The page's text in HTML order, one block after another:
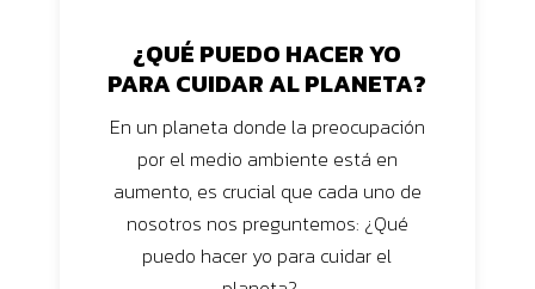
¿QUÉ PUEDO HACER YO
PARA CUIDAR AL PLANETA?
En un planeta donde la preocupación
por el medio ambiente está en
aumento, es crucial que cada uno de
nosotros nos preguntemos: ¿Qué
puedo hacer yo para cuidar el